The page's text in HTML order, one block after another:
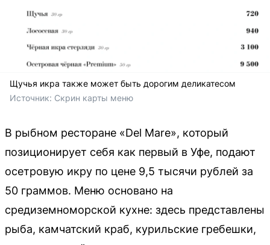
Щучья икра также может быть дорогим деликатесом
Источник: Скрин карты меню
В рыбном ресторане «Del Mare», который
позиционирует себя как первый в Уфе, подают
осетровую икру по цене 9,5 тысячи рублей за
50 граммов. Меню основано на
средиземноморской кухне: здесь представлены
рыба, камчатский краб, курильские гребешки,